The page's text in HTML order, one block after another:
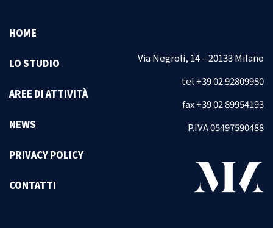
HOME
LO STUDIO
AREE DI ATTIVITÀ
NEWS
PRIVACY POLICY
CONTATTI
Via Negroli, 14 – 20133 Milano
tel +39 02 92809980
fax +39 02 89954193
P.IVA 05497590488